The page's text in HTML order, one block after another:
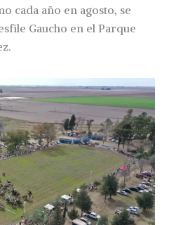
cada año en agosto, se
Gaucho en el Parque